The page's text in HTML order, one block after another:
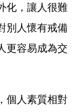
化，讓人很難
別人懷有戒備
更容易成為交
個人素質相對